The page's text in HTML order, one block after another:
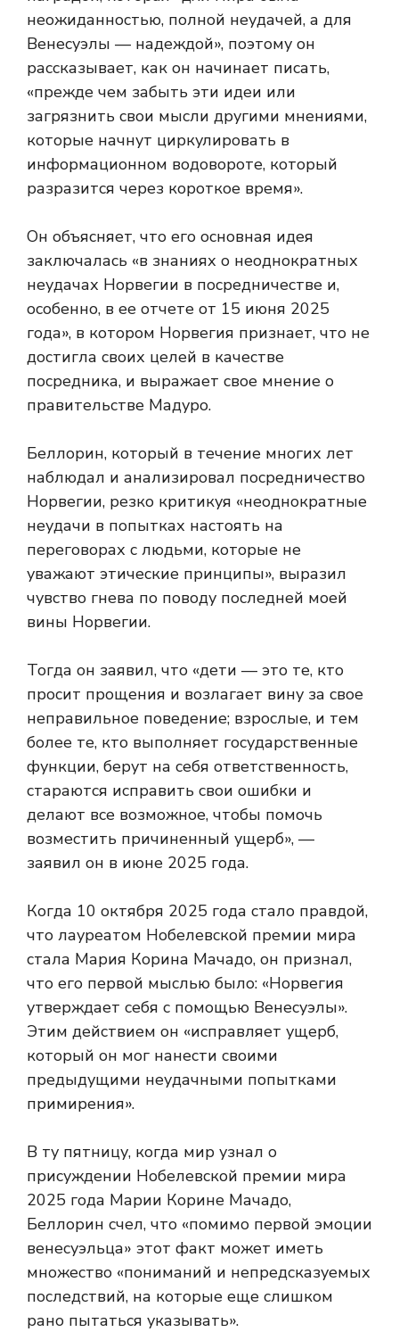
неожиданностью, полной неудачей, а для
Венесуэлы — надеждой», поэтому он
рассказывает, как он начинает писать,
«прежде чем забыть эти идеи или
загрязнить свои мысли другими мнениями,
которые начнут циркулировать в
информационном водовороте, который
разразится через короткое время».
Он объясняет, что его основная идея
заключалась «в знаниях о неоднократных
неудачах Норвегии в посредничестве и,
особенно, в ее отчете от 15 июня 2025
года», в котором Норвегия признает, что не
достигла своих целей в качестве
посредника, и выражает свое мнение о
правительстве Мадуро.
Беллорин, который в течение многих лет
наблюдал и анализировал посредничество
Норвегии, резко критикуя «неоднократные
неудачи в попытках настоять на
переговорах с людьми, которые не
уважают этические принципы», выразил
чувство гнева по поводу последней моей
вины Норвегии.
Тогда он заявил, что «дети — это те, кто
просит прощения и возлагает вину за свое
неправильное поведение; взрослые, и тем
более те, кто выполняет государственные
функции, берут на себя ответственность,
стараются исправить свои ошибки и
делают все возможное, чтобы помочь
возместить причиненный ущерб», —
заявил он в июне 2025 года.
Когда 10 октября 2025 года стало правдой,
что лауреатом Нобелевской премии мира
стала Мария Корина Мачадо, он признал,
что его первой мыслью было: «Норвегия
утверждает себя с помощью Венесуэлы».
Этим действием он «исправляет ущерб,
который он мог нанести своими
предыдущими неудачными попытками
примирения».
В ту пятницу, когда мир узнал о
присуждении Нобелевской премии мира
2025 года Марии Корине Мачадо,
Беллорин счел, что «помимо первой эмоции
венесуэльца» этот факт может иметь
множество «пониманий и непредсказуемых
последствий, на которые еще слишком
рано пытаться указывать».